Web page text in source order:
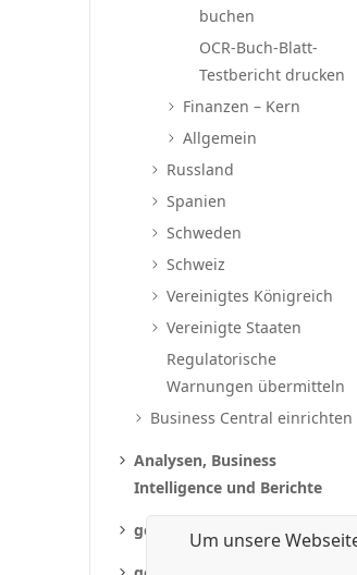
Um unsere
buchen
OCR-Buch-Blatt-
Testbericht drucken
Finanzen – Kern
Allgemein
Russland
Spanien
Schweden
Schweiz
Vereinigtes Königreich
Vereinigte Staaten
Regulatorische
Warnungen übermitteln
Business Central einrichten
Analysen, Business
Intelligence und Berichte
gevis ERP | VEO